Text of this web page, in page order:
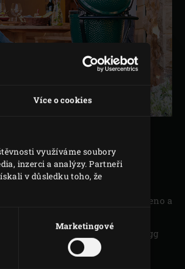
Více o cookies
využíváme soubory
inzerci a analýzy. Partneři
v důsledku toho, že
Marketingové
od roku 1974. Je inspirováno
pecemi kamado, ale je vylepšeno a
jak ji známe dnes. Big Green Egg
až se z něj stalo